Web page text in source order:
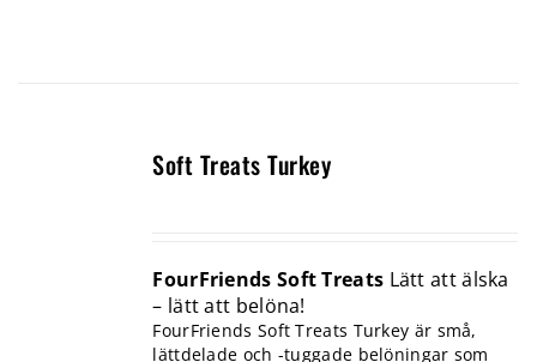
Soft Treats Turkey
FourFriends Soft Treats Lätt att älska
– lätt att belöna!
FourFriends Soft Treats Turkey är små,
lättdelade och -tuggade belöningar som